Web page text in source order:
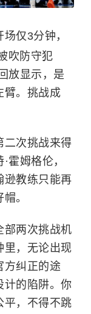
仅3分钟，
吹防守犯
放显示，是
臂。挑战成
二次挑战来得
·霍姆格伦，
逊教练只能再
。
部两次挑战机
里，无论出现
方纠正的途
计的陷阱。你
平，不得不跳